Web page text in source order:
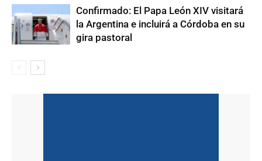
Confirmado: El Papa León XIV visitará
la Argentina e incluirá a Córdoba en su
gira pastoral